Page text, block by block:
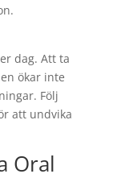
dag. Att ta
ökar inte
Följ
att undvika
Oral